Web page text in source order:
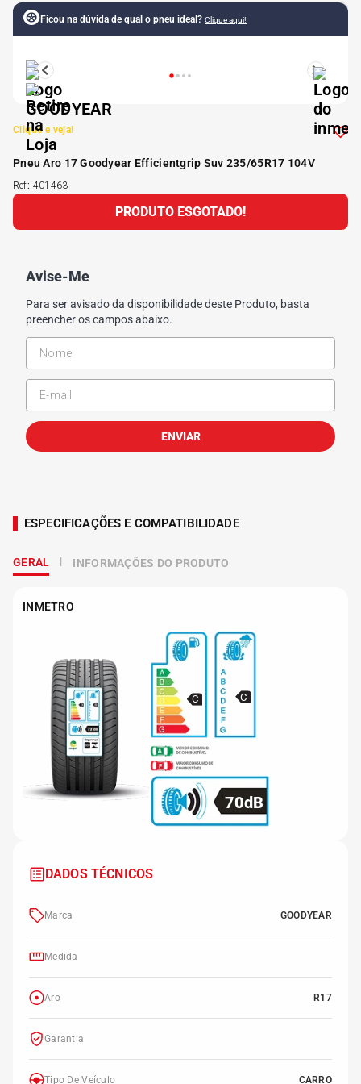
Ficou na dúvida de qual o pneu ideal? Clique aqui!
Clique e veja!
Pneu Aro 17 Goodyear Efficientgrip Suv 235/65R17 104V
Ref: 401463
PRODUTO ESGOTADO!
Avise-Me
Para ser avisado da disponibilidade deste Produto, basta
preencher os campos abaixo.
ENVIAR
ESPECIFICAÇÕES E COMPATIBILIDADE
GERAL INFORMAÇÕES DO PRODUTO
INMETRO
C C
70dB
DADOS TÉCNICOS
Marca GOODYEAR
Medida
Aro R17
Garantia
Tipo De Veículo CARRO
5º 175 70r14
6 º
7
8º 205 55r16